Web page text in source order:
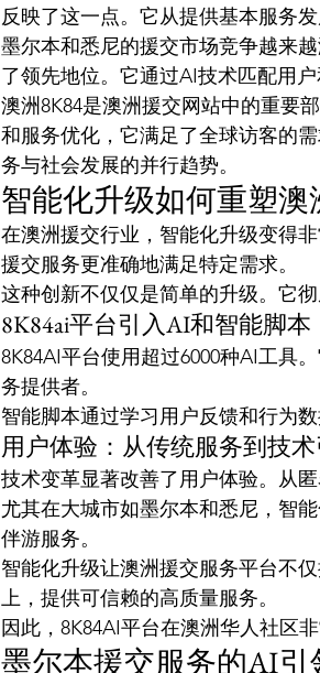
反映了这一点。它从提供基本服务
墨尔本和悉尼的援交市场竞争越来
了领先地位。它通过AI技术匹配用
澳洲8K84是澳洲援交网站中的重要
和服务优化，它满足了全球访客的
务与社会发展的并行趋势。
智能化升级如何重塑澳
在澳洲援交行业，智能化升级变得
援交服务更准确地满足特定需求。
这种创新不仅仅是简单的升级。它
8K84ai平台引入AI和智能脚本
8K84AI平台使用超过6000种AI工具
务提供者。
智能脚本通过学习用户反馈和行为
用户体验：从传统服务到技
技术变革显著改善了用户体验。从
尤其在大城市如墨尔本和悉尼，智
伴游服务。
智能化升级让澳洲援交服务平台不
上，提供可信赖的高质量服务。
因此，8K84AI平台在澳洲华人社区
墨尔本援交服务的AI引